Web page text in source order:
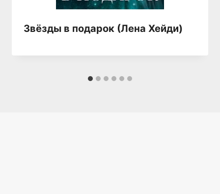
Звёзды в подарок (Лена Хейди)